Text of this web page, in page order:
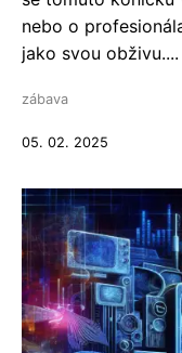
nebo o
jako svou obživu....
zábava
05. 02. 2025